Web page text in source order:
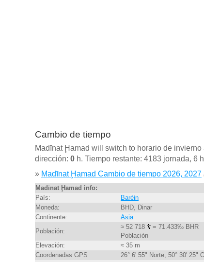
Cambio de tiempo
Madīnat Ḩamad will switch to horario de invierno
dirección: 0 h. Tiempo restante: 4183 jornada, 6
» Madīnat Ḩamad Cambio de tiempo 2026, 2027
Madīnat Ḩamad info:
País:
Baréin
Moneda:
BHD, Dinar
Continente:
Asia
Población:
≈ 52 718
= 71.433‰ BHR
Población
Elevación:
≈ 35 m
Coordenadas GPS
26° 6' 55" Norte, 50° 30' 25"